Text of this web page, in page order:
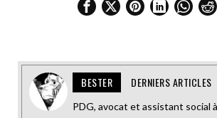
BESTER DERNIERS ARTICLES
PDG, avocat et assistant social